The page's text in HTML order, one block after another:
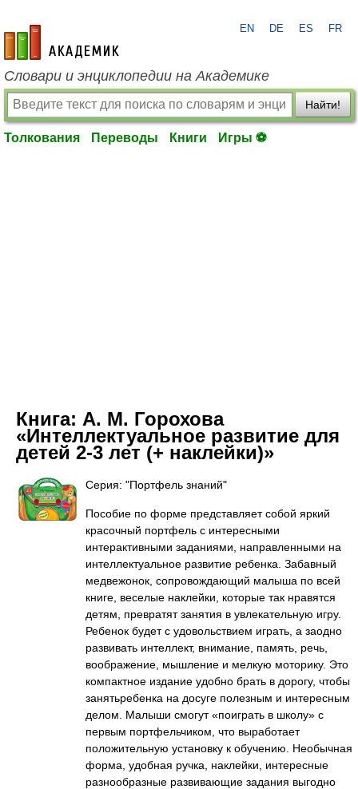
academic.ru
EN DE ES FR
Словари и энциклопедии на Академике
Найти!
Толкования Переводы Книги Игры ⚽
Книга: А. М. Горохова
«Интеллектуальное развитие для
детей 2-3 лет (+ наклейки)»
Серия: "Портфель знаний"
Пособие по форме представляет собой яркий
красочный портфель с интересными
интерактивными заданиями, направленными на
интеллектуальное развитие ребенка. Забавный
медвежонок, сопровождающий малыша по всей
книге, веселые наклейки, которые так нравятся
детям, превратят занятия в увлекательную игру.
Ребенок будет с удовольствием играть, а заодно
развивать интеллект, внимание, память, речь,
воображение, мышление и мелкую моторику. Это
компактное издание удобно брать в дорогу, чтобы
занятьребенка на досуге полезным и интересным
делом. Малыши смогут «поиграть в школу» с
первым портфельчиком, что выработает
положительную установку к обучению. Необычная
форма, удобная ручка, наклейки, интересные
разнообразные развивающие задания выгодно